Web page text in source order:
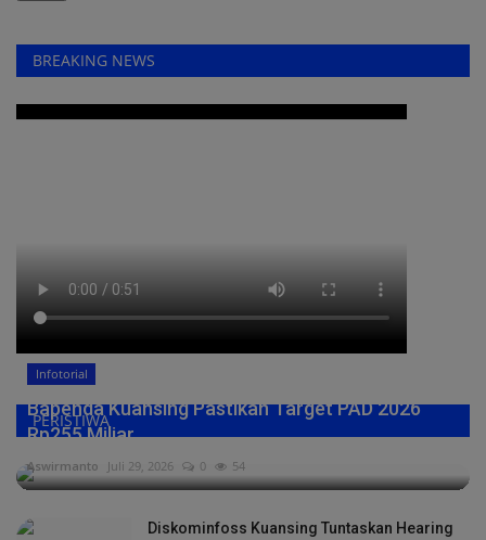
BREAKING NEWS
PERISTIWA
Infotorial
Bapenda Kuansing Pastikan Target PAD 2026
Rp255 Miliar,...
Aswirmanto Juli 29, 2026 0 54
Diskominfoss Kuansing Tuntaskan Hearing